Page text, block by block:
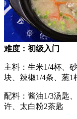
难度：初级入门
主料：生米1/4杯、
块、辣椒1/4条、葱1
配料：酱油1/3汤匙
许、太白粉2茶匙